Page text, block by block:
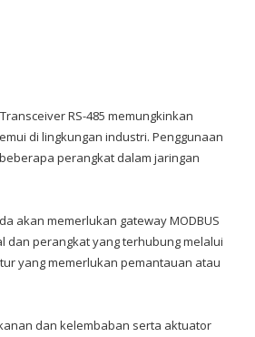
RS-485 memungkinkan
di lingkungan industri. Penggunaan
perangkat dalam jaringan
akan memerlukan gateway MODBUS
dan perangkat yang terhubung melalui
yang memerlukan pemantauan atau
dan kelembaban serta aktuator